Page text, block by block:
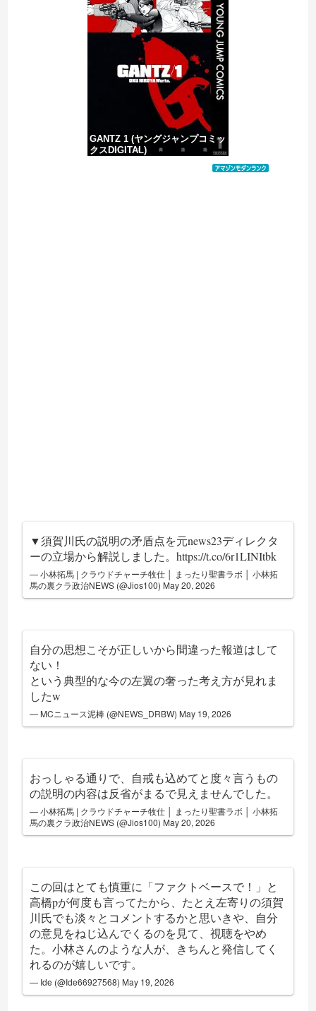
【悲報】ワンピース原作者・尾田栄一郎さん、他の人と同じ「漫画家」という肩書きに不満
【移民政策反対】イオンの売り場で唐揚げを食う中国人の子供
GANTZ 1 (ヤングジャンプコミッ
クスDIGITAL)
価格：¥100
▼須賀川氏の説明の矛盾点を元news23ディレクタ
ーの立場から解説しました。https://t.co/6r1LINItbk
— 小林拓馬 | クラウドチャーチ牧仕 │ まったり聖書ラボ │ 小林拓
馬の裏クラ政治NEWS (@Jios100) May 20, 2026
自分の思想こそが正しいから間違った報道はして
ない！
という典型的な今の左翼の奢った考え方が見れま
したw
— MCニュース泥棒 (@NEWS_DRBW) May 19, 2026
おっしゃる通りで、自戒も込めてと度々言うもの
の説明の内容は反省がまるで見えませんでした。
— 小林拓馬 | クラウドチャーチ牧仕 │ まったり聖書ラボ │ 小林拓
馬の裏クラ政治NEWS (@Jios100) May 20, 2026
この回はとても慎重に「ファクトベースで！」と
高橋pが何度も言ってたから、たとえ左寄りの須賀
川氏でも淡々とコメントするかと思いきや、自分
の意見をねじ込んでくるのを見て、視聴をやめ
た。小林さんのような人が、きちんと発信してく
れるのが嬉しいです。
— Ide (@Ide66927568) May 19, 2026